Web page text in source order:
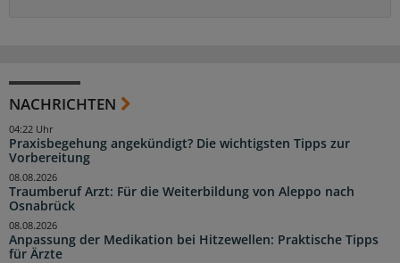
NACHRICHTEN
Praxisbegehung angekündigt? Die wichtigsten Tipps zur
Vorbereitung
04:22 Uhr
Traumberuf Arzt: Für die Weiterbildung von Aleppo nach
Osnabrück
08.08.2026
Anpassung der Medikation bei Hitzewellen: Praktische Tipps
für Ärzte
08.08.2026